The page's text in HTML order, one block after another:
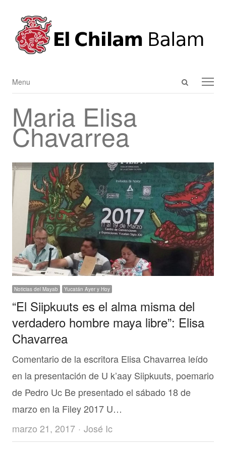
Open
Menu
Menu
Maria Elisa
Chavarrea
Noticias del Mayab Yucatán Ayer y Hoy
“El Siipkuuts es el alma misma del
verdadero hombre maya libre”: Elisa
Chavarrea
Comentario de la escritora Elisa Chavarrea leído
en la presentación de U k’aay Siipkuuts, poemario
de Pedro Uc Be presentado el sábado 18 de
marzo en la Filey 2017 U…
marzo 21, 2017
Author
José Ic